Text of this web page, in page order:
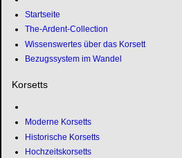
Startseite
The-Ardent-Collection
Wissenswertes über das Korsett
Bezugssystem im Wandel
Korsetts
Moderne Korsetts
Historische Korsetts
Hochzeitskorsetts